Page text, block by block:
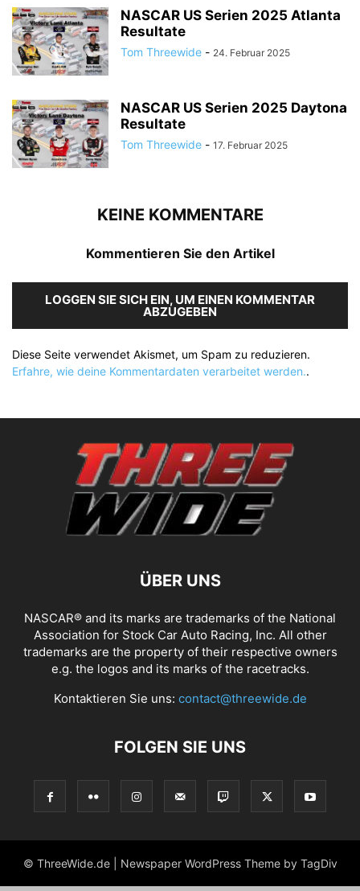
NASCAR US Serien 2025 Atlanta
Resultate
Tom Threewide - 24. Februar 2025
NASCAR US Serien 2025 Daytona
Resultate
Tom Threewide - 17. Februar 2025
KEINE KOMMENTARE
Kommentieren Sie den Artikel
LOGGEN SIE SICH EIN, UM EINEN KOMMENTAR
ABZUGEBEN
Diese Seite verwendet Akismet, um Spam zu reduzieren.
Erfahre, wie deine Kommentardaten verarbeitet werden..
ÜBER UNS
NASCAR® and its marks are trademarks of the National
Association for Stock Car Auto Racing, Inc. All other
trademarks are the property of their respective owners
e.g. the logos and its marks of the racetracks.
Kontaktieren Sie uns: contact@threewide.de
FOLGEN SIE UNS
© ThreeWide.de | Newspaper WordPress Theme by TagDiv